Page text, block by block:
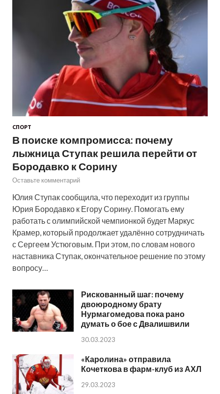
СПОРТ
В поиске компромисса: почему
лыжница Ступак решила перейти от
Бородавко к Сорину
Оставьте комментарий
Юлия Ступак сообщила, что переходит из группы
Юрия Бородавко к Егору Сорину. Помогать ему
работать с олимпийской чемпионкой будет Маркус
Крамер, который продолжает удалённо сотрудничать
с Сергеем Устюговым. При этом, по словам нового
наставника Ступак, окончательное решение по этому
вопросу…
Рискованный шаг: почему
двоюродному брату
Нурмагомедова пока рано
думать о бое с Двалишвили
30.03.2023
«Каролина» отправила
Кочеткова в фарм-клуб из АХЛ
29.03.2023